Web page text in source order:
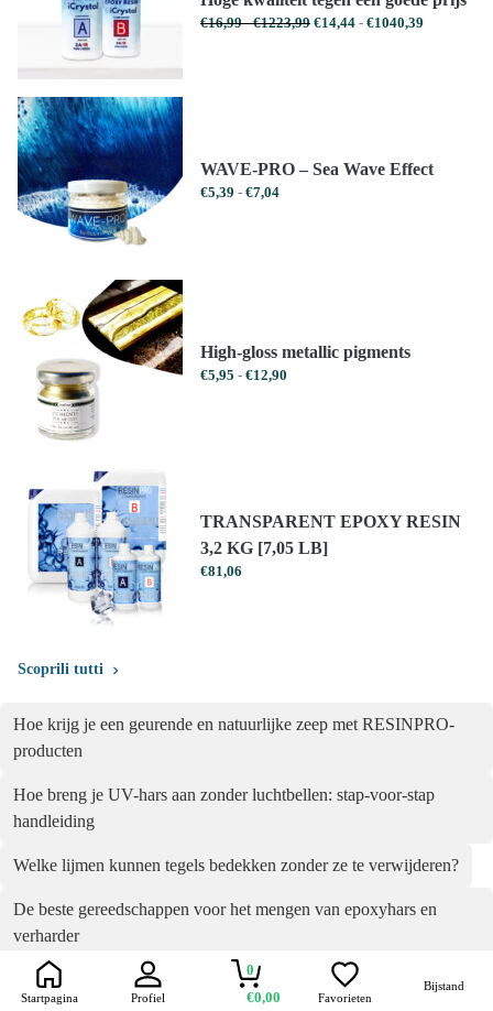
€16,99 - €1223,99Prijsklasse:
€14,44 - €1040,39
WAVE-PRO – Sea Wave Effect
€5,39 - €7,04Prijsklasse:
High-gloss metallic pigments
€5,95 - €12,90
TRANSPARENT EPOXY RESIN
3,2 KG [7,05 LB]
€81,06
Scoprili tutti
Hoe krijg je een geurende en natuurlijke zeep met RESINPRO-
producten
Hoe breng je UV-hars aan zonder luchtbellen: stap-voor-stap
handleiding
Welke lijmen kunnen tegels bedekken zonder ze te verwijderen?
De beste gereedschappen voor het mengen van epoxyhars en
verharder
Benodigdheden voor het maken van zeep thuis met RESINPRO
Startpagina Profiel
0
€0,00
Favorieten
Bijstand